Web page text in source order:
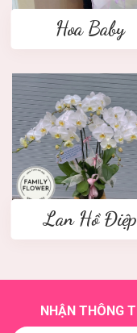
Hoa Baby
Lan Hồ Điệp
NHẬN THÔNG